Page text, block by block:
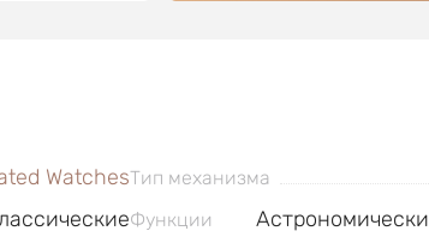
WatchesТип механизма
Функции